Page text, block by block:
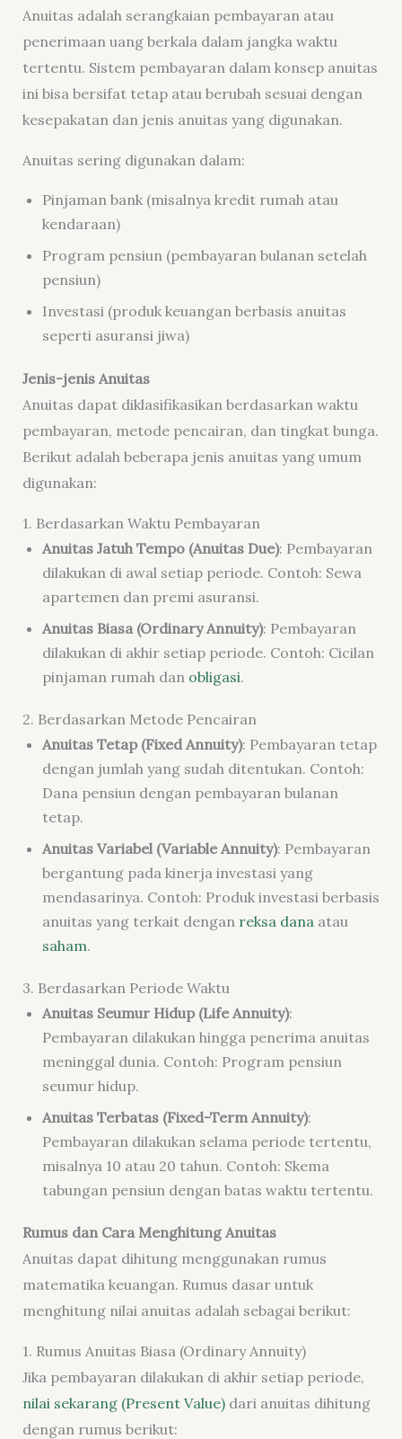
Anuitas adalah serangkaian pembayaran atau
penerimaan uang berkala dalam jangka waktu
tertentu. Sistem pembayaran dalam konsep anuitas
ini bisa bersifat tetap atau berubah sesuai dengan
kesepakatan dan jenis anuitas yang digunakan.
Anuitas sering digunakan dalam:
Pinjaman bank (misalnya kredit rumah atau
kendaraan)
Program pensiun (pembayaran bulanan setelah
pensiun)
Investasi (produk keuangan berbasis anuitas
seperti asuransi jiwa)
Jenis-jenis Anuitas
Anuitas dapat diklasifikasikan berdasarkan waktu
pembayaran, metode pencairan, dan tingkat bunga.
Berikut adalah beberapa jenis anuitas yang umum
digunakan:
1. Berdasarkan Waktu Pembayaran
Anuitas Jatuh Tempo (Anuitas Due): Pembayaran
dilakukan di awal setiap periode. Contoh: Sewa
apartemen dan premi asuransi.
Anuitas Biasa (Ordinary Annuity): Pembayaran
dilakukan di akhir setiap periode. Contoh: Cicilan
pinjaman rumah dan obligasi.
2. Berdasarkan Metode Pencairan
Anuitas Tetap (Fixed Annuity): Pembayaran tetap
dengan jumlah yang sudah ditentukan. Contoh:
Dana pensiun dengan pembayaran bulanan
tetap.
Anuitas Variabel (Variable Annuity): Pembayaran
bergantung pada kinerja investasi yang
mendasarinya. Contoh: Produk investasi berbasis
anuitas yang terkait dengan reksa dana atau
saham.
3. Berdasarkan Periode Waktu
Anuitas Seumur Hidup (Life Annuity):
Pembayaran dilakukan hingga penerima anuitas
meninggal dunia. Contoh: Program pensiun
seumur hidup.
Anuitas Terbatas (Fixed-Term Annuity):
Pembayaran dilakukan selama periode tertentu,
misalnya 10 atau 20 tahun. Contoh: Skema
tabungan pensiun dengan batas waktu tertentu.
Rumus dan Cara Menghitung Anuitas
Anuitas dapat dihitung menggunakan rumus
matematika keuangan. Rumus dasar untuk
menghitung nilai anuitas adalah sebagai berikut:
1. Rumus Anuitas Biasa (Ordinary Annuity)
Jika pembayaran dilakukan di akhir setiap periode,
nilai sekarang (Present Value)dari anuitas dihitung
dengan rumus berikut: